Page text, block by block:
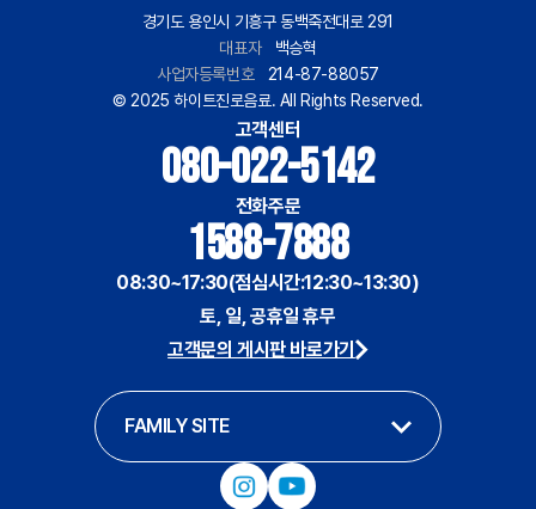
경기도 용인시 기흥구 동백죽전대로 291
대표자
백승혁
사업자등록번호
214-87-88057
© 2025 하이트진로음료. All Rights Reserved.
고객센터
080-022-5142
전화주문
1588-7888
08:30~17:30(점심시간:12:30~13:30)
토, 일, 공휴일 휴무
고객문의 게시판 바로가기
FAMILY SITE